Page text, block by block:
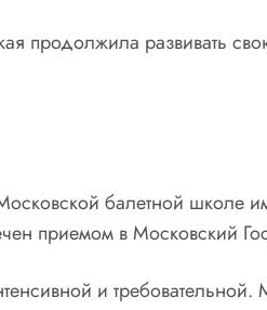
продолжила развивать
балетной школе
приемом в Московский
и